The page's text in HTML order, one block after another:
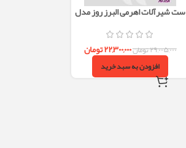
ست شیرآلات اهرمی البرز روز مدل
۲۹,۰۰۵,۰۰۰تومان۲۲,۳۰۰,۰۰۰تومان
افزودن به سبد خرید